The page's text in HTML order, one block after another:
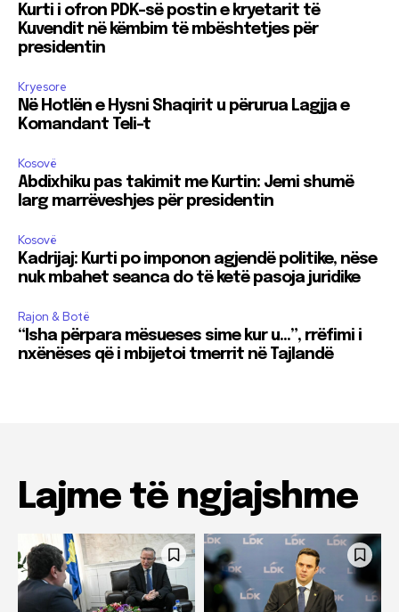
Kurti i ofron PDK-së postin e kryetarit të
Kuvendit në këmbim të mbështetjes për
presidentin
Kryesore
Në Hotlën e Hysni Shaqirit u përurua Lagjja e
Komandant Teli-t
Kosovë
Abdixhiku pas takimit me Kurtin: Jemi shumë
larg marrëveshjes për presidentin
Kosovë
Kadrijaj: Kurti po imponon agjendë politike, nëse
nuk mbahet seanca do të ketë pasoja juridike
Rajon & Botë
“Isha përpara mësueses sime kur u…”, rrëfimi i
nxënëses që i mbijetoi tmerrit në Tajlandë
Lajme të ngjajshme